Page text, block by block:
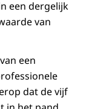
een dergelijk
van
een
dat de vijf